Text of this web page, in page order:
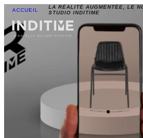
IMPORT
CONCEPTION
ACCUEIL
LA RÉALITÉ AUGMENTÉE, LE
STUDIO INDITIME